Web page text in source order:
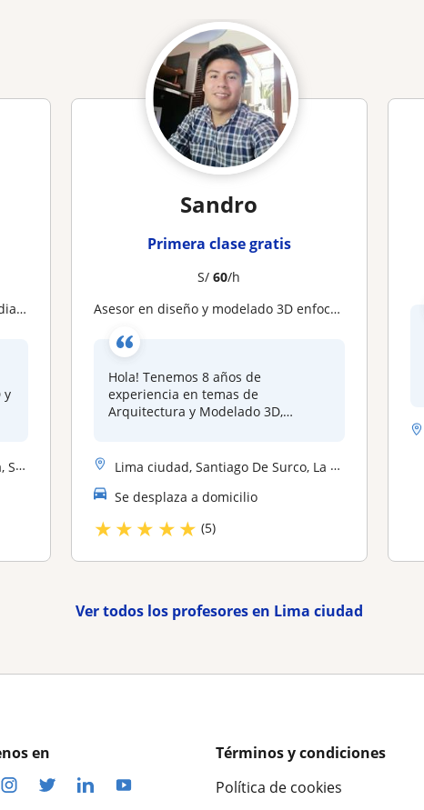
y
Sandro
Primera clase gratis
S/60/h
Asesor en diseño y modelado 3D enfocado en Arquitectura y Urbanismo
Hola! Tenemos 8 años de
experiencia en temas de
Arquitectura y Modelado 3D,
Lima ciudad, Santiago De Surco, La Molina, San Borja, San Isidro, Barr...
Se desplaza a domicilio
★★★ ★★ (5)
Ver todos los profesores en Lima ciudad
en
Términos y condiciones
Política de cookies